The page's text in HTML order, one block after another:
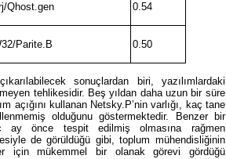
Qhost.gen 0.54
Parite.B 0.50
sonuçlardan biri, yazılımlardaki
tehlikesidir. Beş yıldan daha uzun bir süre
açığını kullanan Netsky.P’nin varlığı, kaç tane
olduğunu göstermektedir. Benzer bir
önce tespit edilmiş olmasına rağmen
de görüldüğü gibi, toplum mühendisliğinin
için mükemmel bir olanak görevi gördüğü